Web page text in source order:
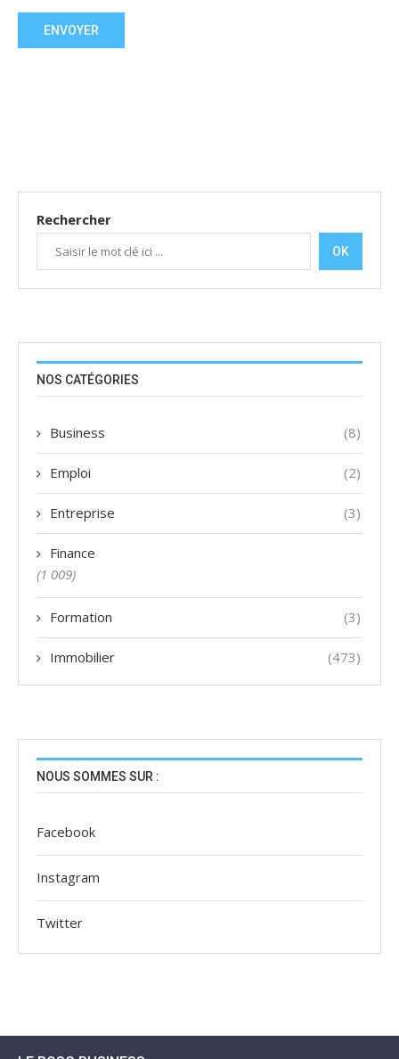
Rechercher
OK
NOS CATÉGORIES
Business (8)
Emploi (2)
Entreprise (3)
Finance
(1 009)
Formation (3)
Immobilier (473)
NOUS SOMMES SUR :
Facebook
Instagram
Twitter